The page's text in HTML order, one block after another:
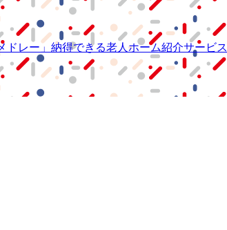
ドレー」 納得できる老人ホーム紹介サービス